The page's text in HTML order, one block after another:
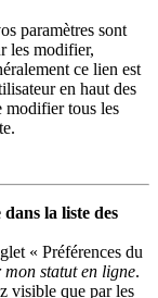
paramètres sont
les modifier,
ce lien est
en haut des
modifier tous les
la liste des
« Préférences du
mon statut en ligne.
visible que par les